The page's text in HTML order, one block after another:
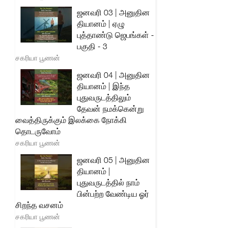
ஜனவரி 03 | அனுதின
தியானம் | ஏழு
புத்தாண்டு ஜெபங்கள் -
பகுதி - 3
சகரியா பூணன்
ஜனவரி 04 | அனுதின
தியானம் | இந்த
புதுவருடத்திலும்
தேவன் நமக்கென்று
வைத்திருக்கும் இலக்கை நோக்கி
தொடருவோம்
சகரியா பூணன்
ஜனவரி 05 | அனுதின
தியானம் |
புதுவருடத்தில் நாம்
பின்பற்ற வேண்டிய ஓர்
சிறந்த வசனம்
சகரியா பூணன்